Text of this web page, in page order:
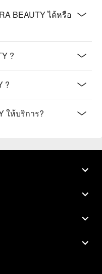
BEAUTY ได้หรือ
?
?
ให้บริการ?